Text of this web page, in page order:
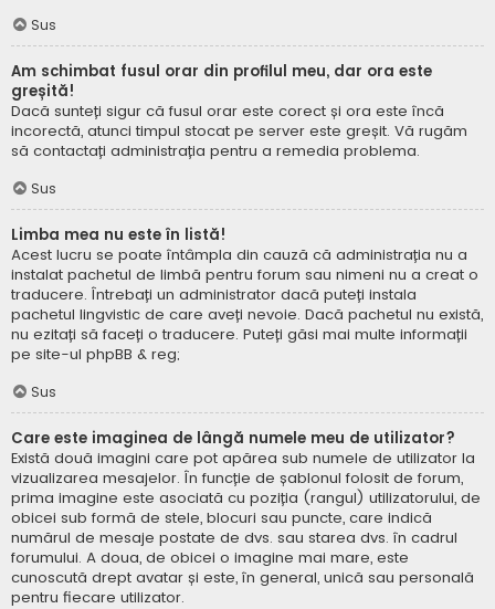
Sus
Am schimbat fusul orar din profilul meu, dar ora este
greșită!
Dacă sunteți sigur că fusul orar este corect și ora este încă
incorectă, atunci timpul stocat pe server este greșit. Vă rugăm
să contactați administrația pentru a remedia problema.
Sus
Limba mea nu este în listă!
Acest lucru se poate întâmpla din cauză că administrația nu a
instalat pachetul de limbă pentru forum sau nimeni nu a creat o
traducere. Întrebați un administrator dacă puteți instala
pachetul lingvistic de care aveți nevoie. Dacă pachetul nu există,
nu ezitați să faceți o traducere. Puteți găsi mai multe informații
pe site-ul phpBB & reg;
Sus
Care este imaginea de lângă numele meu de utilizator?
Există două imagini care pot apărea sub numele de utilizator la
vizualizarea mesajelor. În funcție de șablonul folosit de forum,
prima imagine este asociată cu poziția (rangul) utilizatorului, de
obicei sub formă de stele, blocuri sau puncte, care indică
numărul de mesaje postate de dvs. sau starea dvs. în cadrul
forumului. A doua, de obicei o imagine mai mare, este
cunoscută drept avatar și este, în general, unică sau personală
pentru fiecare utilizator.